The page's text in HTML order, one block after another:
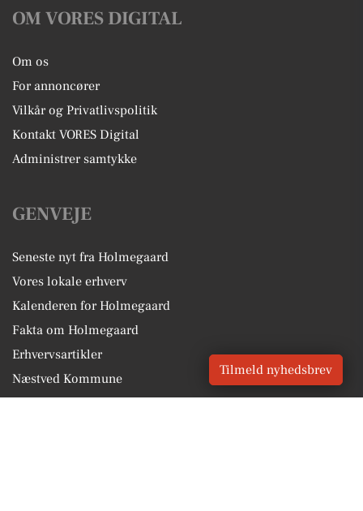
OM VORES DIGITAL
Om os
For annoncører
Vilkår og Privatlivspolitik
Kontakt VORES Digital
Administrer samtykke
GENVEJE
Seneste nyt fra Holmegaard
Vores lokale erhverv
Kalenderen for Holmegaard
Fakta om Holmegaard
Erhvervsartikler
Næstved Kommune
Tilmeld nyhedsbrev